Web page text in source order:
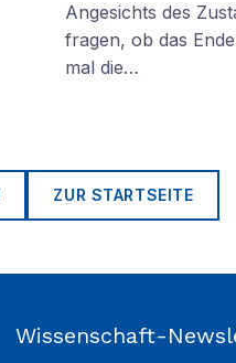
Angesichts des
fragen, ob das
mal die…
ZUR STARTSEITE
Wissenschaft-